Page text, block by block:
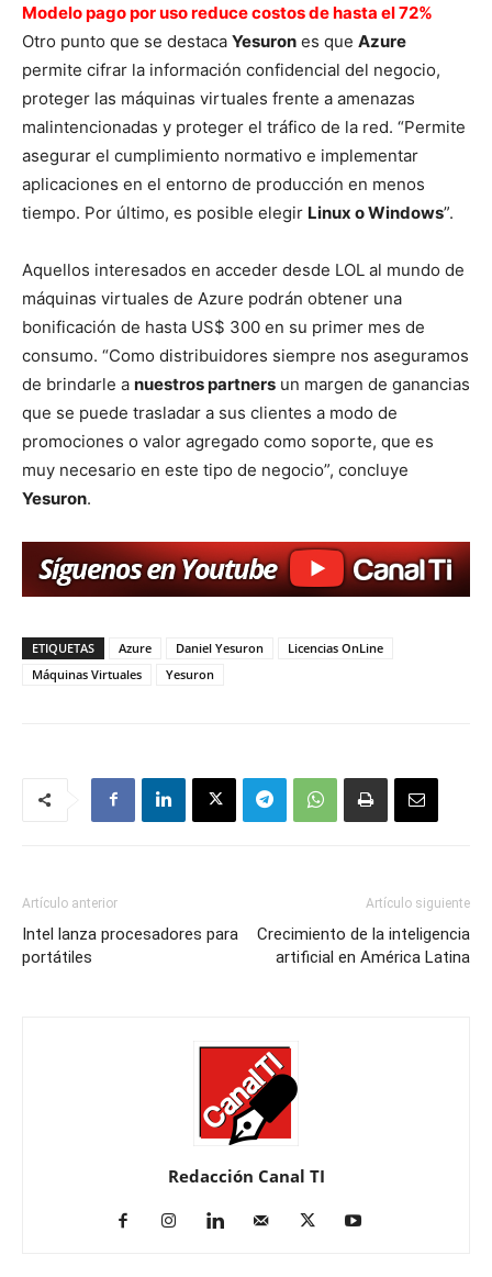
Modelo pago por uso reduce costos de hasta el 72%
Otro punto que se destaca Yesuron es que Azure
permite cifrar la información confidencial del negocio,
proteger las máquinas virtuales frente a amenazas
malintencionadas y proteger el tráfico de la red. “Permite
asegurar el cumplimiento normativo e implementar
aplicaciones en el entorno de producción en menos
tiempo. Por último, es posible elegir Linux o Windows”.
Aquellos interesados en acceder desde LOL al mundo de
máquinas virtuales de Azure podrán obtener una
bonificación de hasta US$ 300 en su primer mes de
consumo. “Como distribuidores siempre nos aseguramos
de brindarle a nuestros partners un margen de ganancias
que se puede trasladar a sus clientes a modo de
promociones o valor agregado como soporte, que es
muy necesario en este tipo de negocio”, concluye
Yesuron.
ETIQUETAS Azure Daniel Yesuron
Licencias OnLine
Máquinas Virtuales
Yesuron
Artículo anterior
Intel lanza procesadores para
portátiles
Artículo siguiente
Crecimiento de la inteligencia
artificial en América Latina
Redacción Canal TI